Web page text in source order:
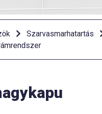
Szarvasmarhatartás